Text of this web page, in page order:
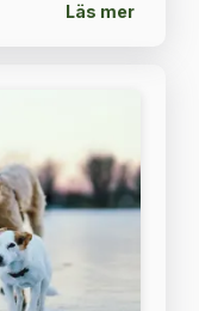
Läs mer